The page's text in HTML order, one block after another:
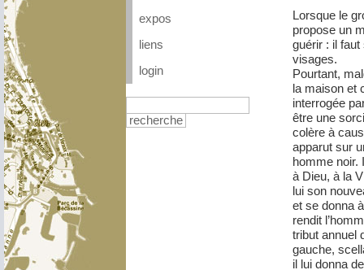
expos
liens
login
recherche
Lorsque le
propose un
guérir : il
visages.
Pourtant,
la maison et
interrogée
être une
colère à
apparut sur
homme noir.
à Dieu, à la
lui son
et se donna
rendit
tribut annuel
gauche,
il lui donna